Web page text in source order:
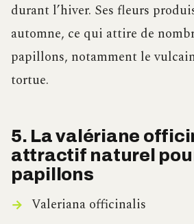
durant l’hiver. Ses fleurs
automne, ce qui attire de
papillons, notamment le
tortue.
5. La valériane
attractif naturel
papillons
Valeriana officinalis